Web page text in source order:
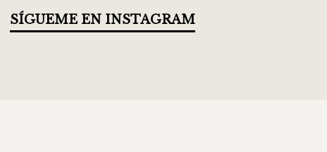
SÍGUEME EN INSTAGRAM